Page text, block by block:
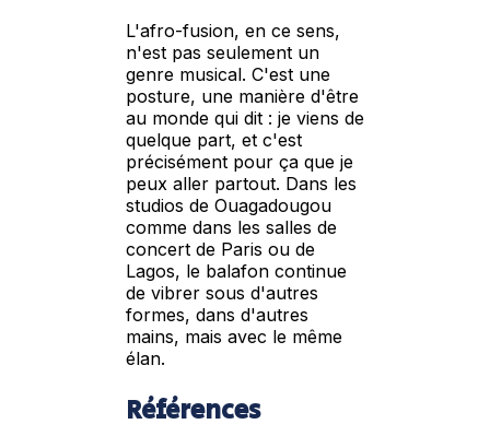
L'afro-fusion, en ce sens,
n'est pas seulement un
genre musical. C'est une
posture, une manière d'être
au monde qui dit : je viens de
quelque part, et c'est
précisément pour ça que je
peux aller partout. Dans les
studios de Ouagadougou
comme dans les salles de
concert de Paris ou de
Lagos, le balafon continue
de vibrer sous d'autres
formes, dans d'autres
mains, mais avec le même
élan.
Références